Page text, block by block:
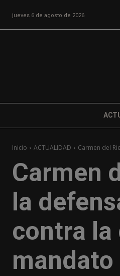
jueves 6 de agosto de 2026
Inicio ACTUALIDAD Carmen del
Carmen
la
contra la
mandato